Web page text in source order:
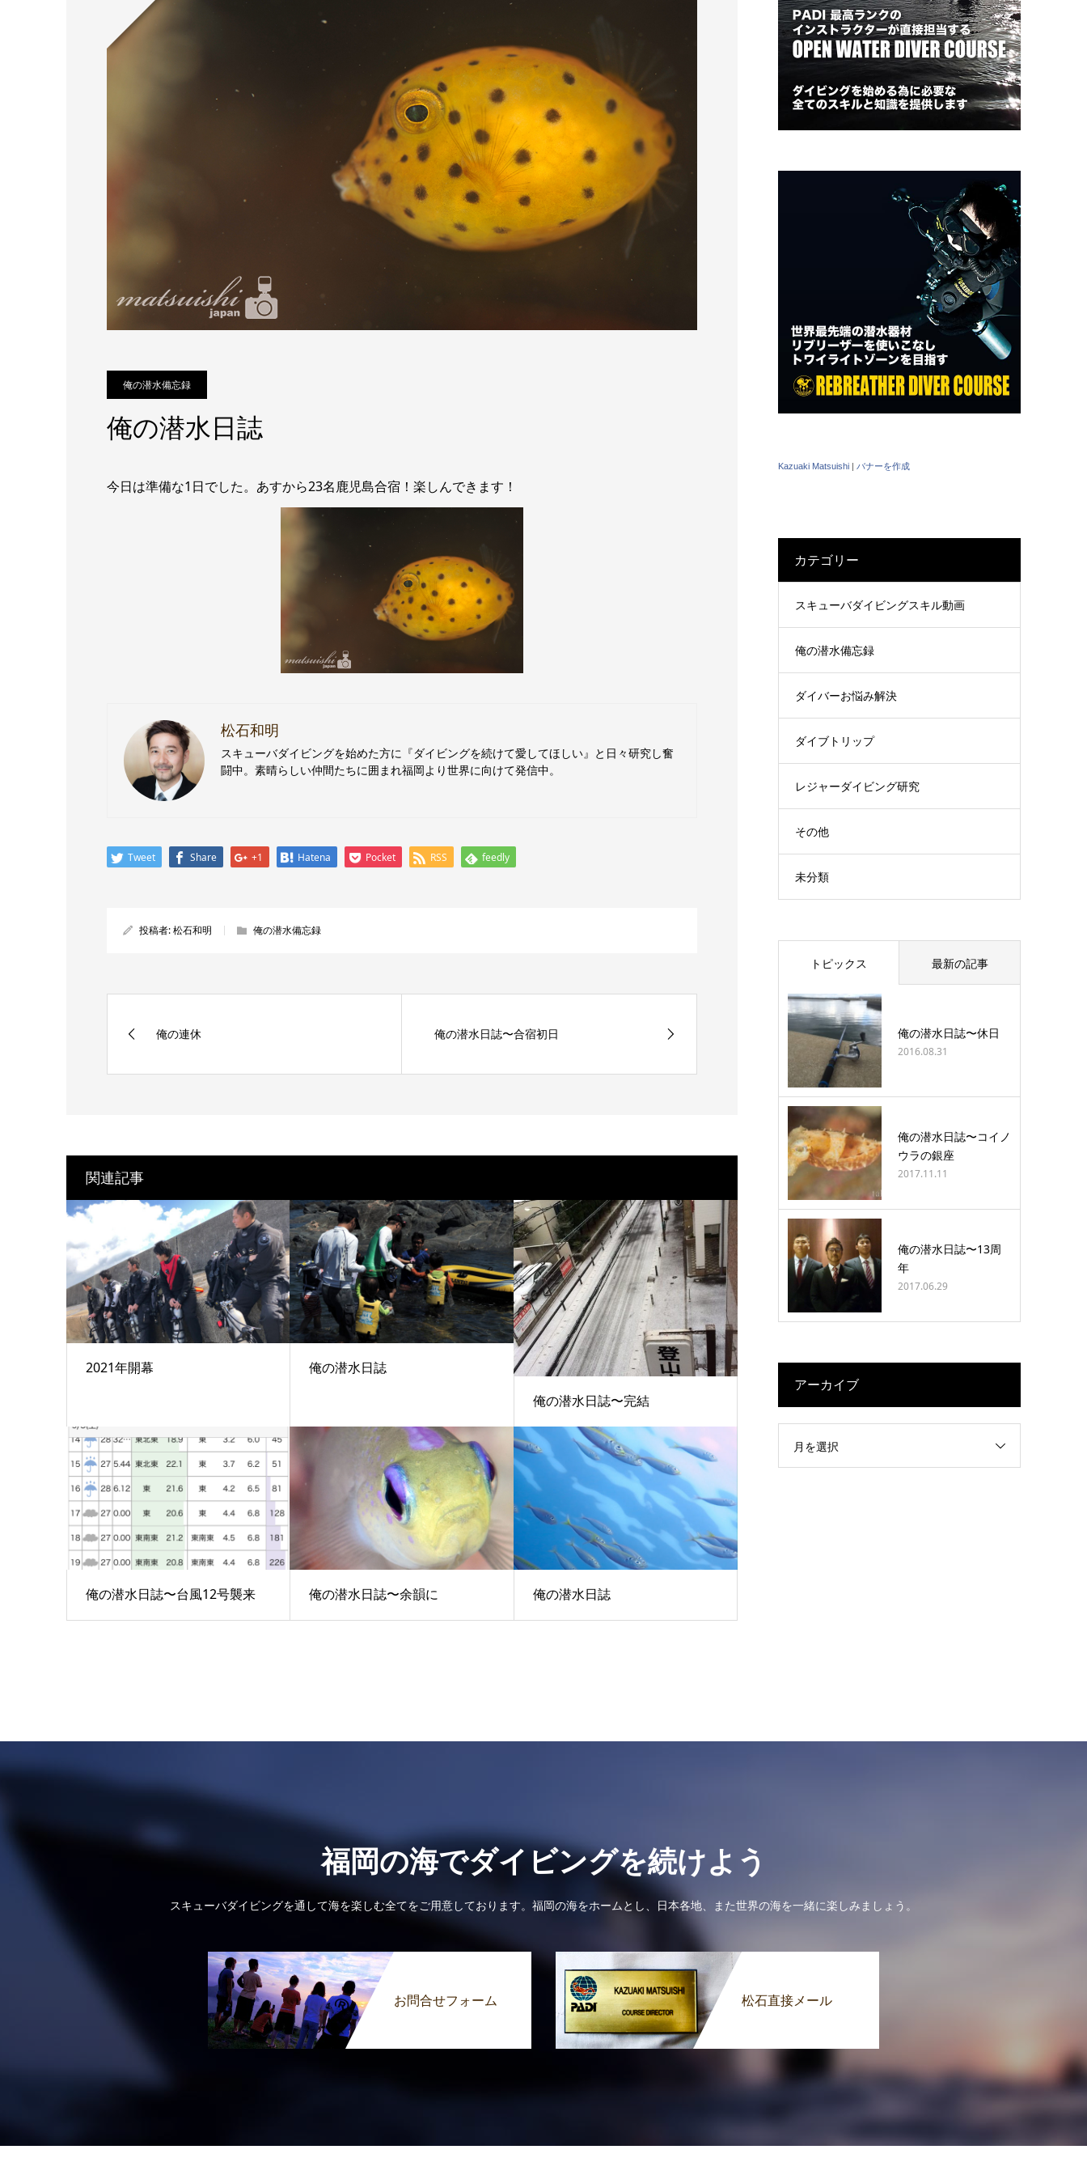
俺の潜水備忘録
俺の潜水日誌
今日は準備な1日でした。あすから23名鹿児島合宿！楽しんできます！
松石和明
スキューバダイビングを始めた方に『ダイビングを続けて愛してほしい』と日々研究し奮
闘中。素晴らしい仲間たちに囲まれ福岡より世界に向けて発信中。
Tweet Share +1 Hatena Pocket RSS feedly
投稿者:松石和明 俺の潜水備忘録
俺の連休 俺の潜水日誌〜合宿初日
関連記事
2021年開幕
俺の潜水日誌
俺の潜水日誌〜完結
俺の潜水日誌〜台風12号襲来 俺の潜水日誌〜余韻に 俺の潜水日誌
Kazuaki Matsuishi | バナーを作成
カテゴリー
スキューバダイビングスキル動画
俺の潜水備忘録
ダイバーお悩み解決
ダイブトリップ
レジャーダイビング研究
その他
未分類
トピックス 最新の記事
俺の潜水日誌〜休日
2016.08.31
俺の潜水日誌〜コイノ
ウラの銀座
2017.11.11
俺の潜水日誌〜13周
年
2017.06.29
アーカイブ
月を選択
福岡の海でダイビングを続けよう
スキューバダイビングを通して海を楽しむ全てをご用意しております。福岡の海をホームとし、日本各地、また世界の海を一緒に楽しみましょう。
お問合せフォーム 松石直接メール